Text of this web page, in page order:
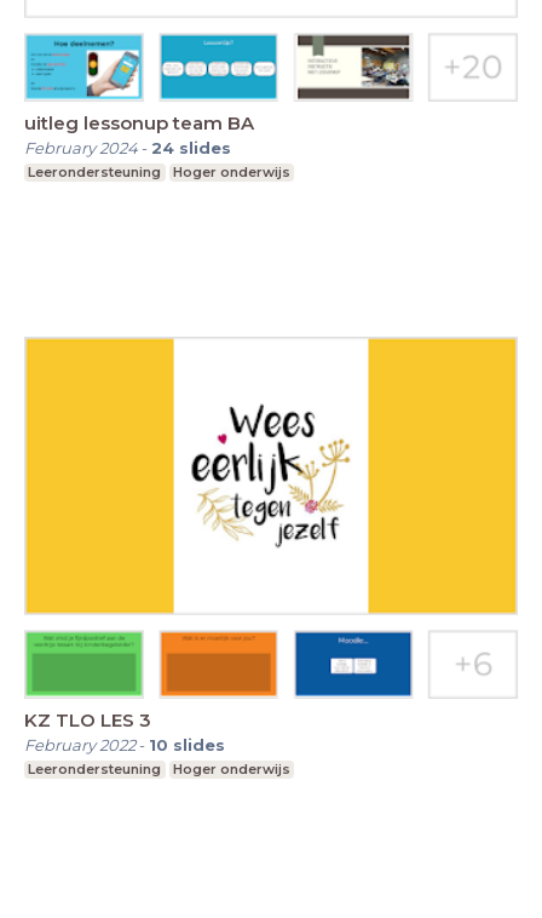
uitleg lessonup team BA
February 2024- 24 slides
Leerondersteuning Hoger onderwijs
KZ TLO LES 3
February 2022- 10 slides
Leerondersteuning Hoger onderwijs